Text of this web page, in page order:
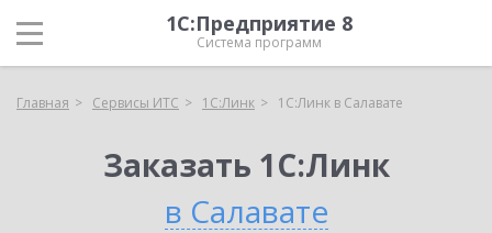
1С:Предприятие 8
Система программ
Главная Сервисы ИТС 1С:Линк 1С:Линк в Салавате
Заказать 1С:Линк
в Салавате